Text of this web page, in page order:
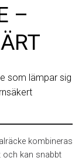
–
som lämpar sig
kombineras
och kan snabbt